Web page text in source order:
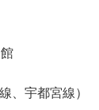
、宇都宮線）